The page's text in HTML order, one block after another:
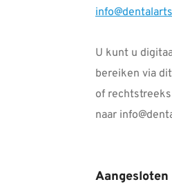
U kunt u
bereiken via dit
of
naar
Aangesloten